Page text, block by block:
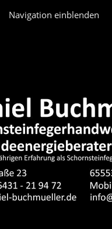
Navigation einblenden